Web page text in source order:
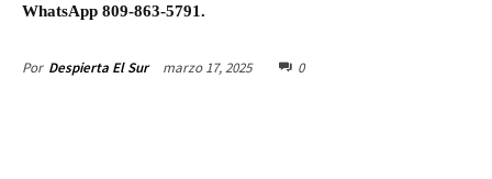
WhatsApp 809-863-5791.
Por Despierta El Sur marzo 17, 2025 0